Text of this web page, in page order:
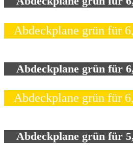
Abdeckplane grün für
Abdeckplane grün für
Abdeckplane grün für
Abdeckplane grün für